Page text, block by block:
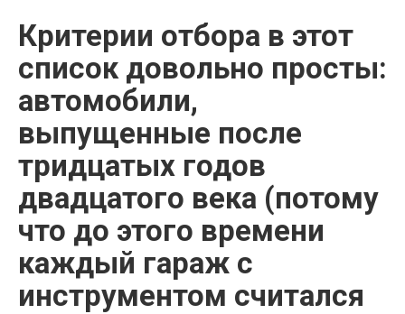
Критерии отбора в этот
список довольно просты:
автомобили,
выпущенные после
тридцатых годов
двадцатого века (потому
что до этого времени
каждый гараж с
инструментом считался